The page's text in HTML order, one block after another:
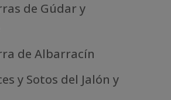
de Gúdar y
de Albarracín
y Sotos del Jalón y